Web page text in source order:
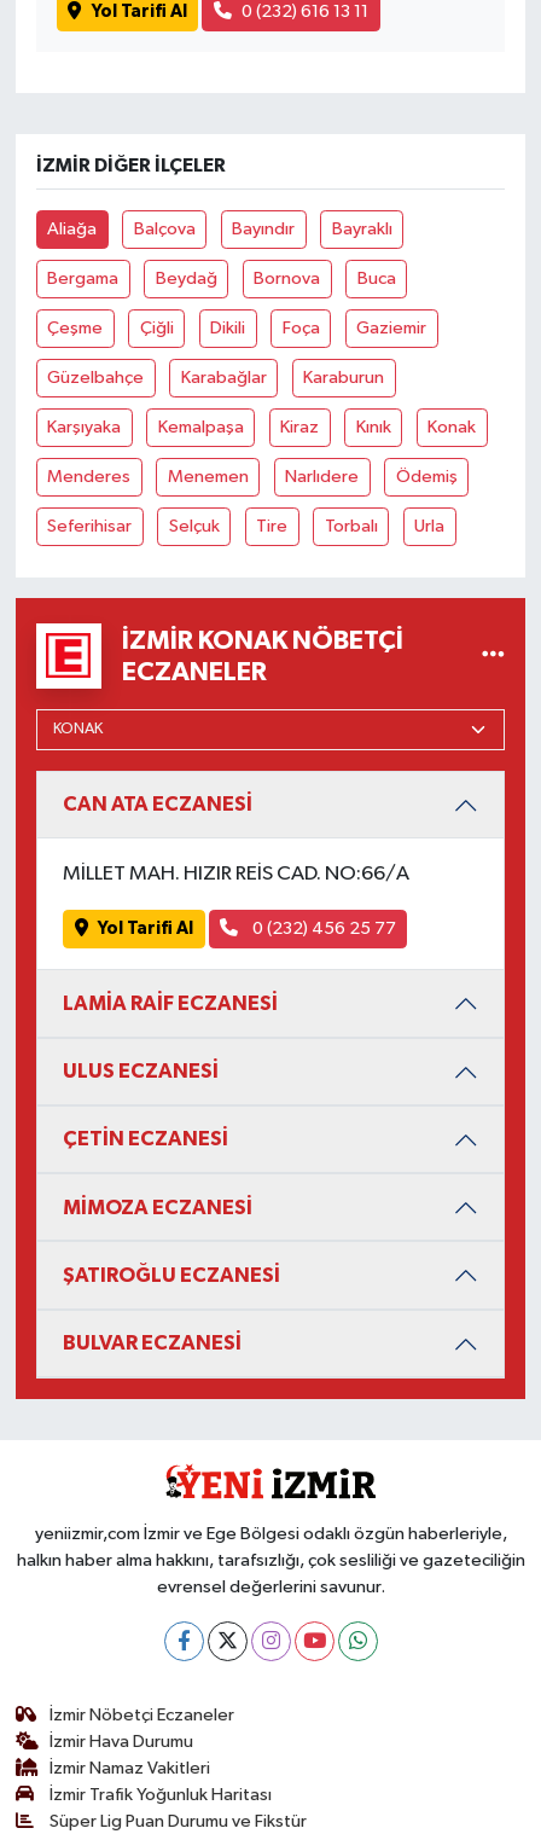
Yol Tarifi Al 0 (232) 616 13 11
İZMIR DIĞER İLÇELER
Aliağa Balçova Bayındır Bayraklı
Bergama Beydağ Bornova Buca
Çeşme Çiğli Dikili Foça Gaziemir
Güzelbahçe Karabağlar Karaburun
Karşıyaka Kemalpaşa Kiraz Kınık Konak
Menderes Menemen Narlıdere Ödemiş
Seferihisar Selçuk Tire Torbalı Urla
İZMIR KONAK NÖBETÇI
ECZANELER
CAN ATA ECZANESİ
MİLLET MAH. HIZIR REİS CAD. NO:66/A
Yol Tarifi Al 0 (232) 456 25 77
LAMİA RAİF ECZANESİ
ULUS ECZANESİ
ÇETİN ECZANESİ
MİMOZA ECZANESİ
ŞATIROĞLU ECZANESİ
BULVAR ECZANESİ
yeniizmir,com İzmir ve Ege Bölgesi odaklı özgün haberleriyle,
halkın haber alma hakkını, tarafsızlığı, çok sesliliği ve gazeteciliğin
evrensel değerlerini savunur.
İzmir Nöbetçi Eczaneler
İzmir Hava Durumu
İzmir Namaz Vakitleri
İzmir Trafik Yoğunluk Haritası
Süper Lig Puan Durumu ve Fikstür